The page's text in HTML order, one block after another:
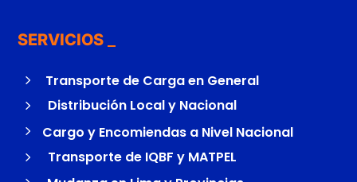
SERVICIOS
5 Transporte de Carga en General
5 Distribución Local y Nacional
5 Cargo y Encomiendas a Nivel Nacional
5 Transporte de IQBF y MATPEL